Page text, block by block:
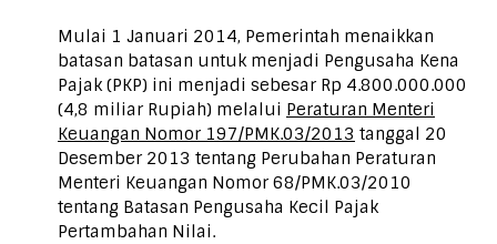
Mulai 1 Januari 2014, Pemerintah menaikkan
batasan batasan untuk menjadi Pengusaha Kena
Pajak (PKP) ini menjadi sebesar Rp 4.800.000.000
(4,8 miliar Rupiah) melalui Peraturan Menteri
Keuangan Nomor 197/PMK.03/2013 tanggal 20
Desember 2013 tentang Perubahan Peraturan
Menteri Keuangan Nomor 68/PMK.03/2010
tentang Batasan Pengusaha Kecil Pajak
Pertambahan Nilai.